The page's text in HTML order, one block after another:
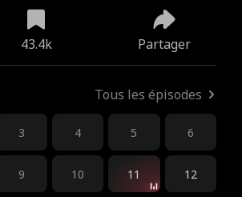
43.4k Partager
Tous les épisodes
3 4 5 6
9 10 11 12